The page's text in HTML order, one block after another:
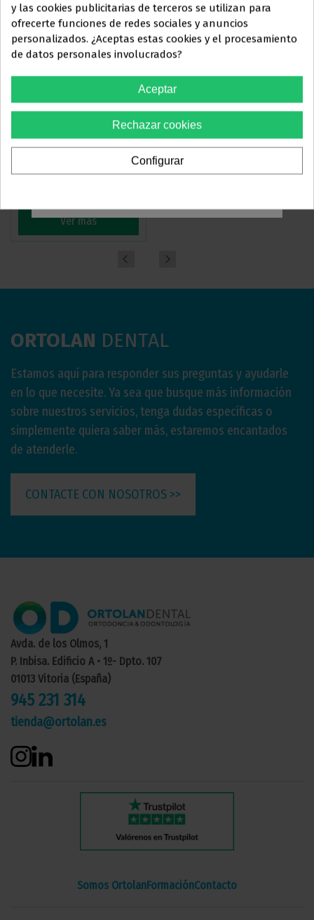
Este sitio web está dirigidoen
exclusivaa
PROFESIONALES DEL
SECTOR
ODONTOLÓGICO
Debes confirmar que eres
profesional dental
40,95 € -35%
Ver más
HU-FRIEDY 678-111
177,65 € -15%
Ver más
ORTOLAN DENTAL
Estamos aquí para responder sus preguntas y ayudarle
en lo que necesite. Ya sea que busque más información
sobre nuestros servicios, tenga dudas específicas o
simplemente quiera saber más, estaremos encantados
de atenderle.
CONTACTE CON NOSOTROS >>
Avda. de los Olmos, 1
P. Inbisa. Edificio A • 1º- Dpto. 107
01013 Vitoria (España)
945 231 314
tienda@ortolan.es
Somos OrtolanFormaciónContacto
y las cookies publicitarias de terceros se utilizan para
ofrecerte funciones de redes sociales y anuncios
personalizados. ¿Aceptas estas cookies y el procesamiento
de datos personales involucrados?
Aceptar
Rechazar cookies
Configurar